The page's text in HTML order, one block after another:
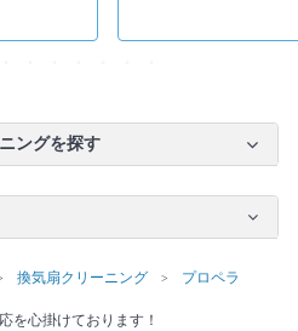
ングを探す
換気扇クリーニング
プロペラ
を心掛けております！